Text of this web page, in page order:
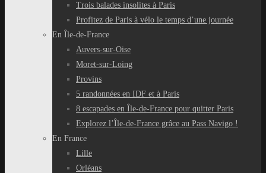
Trois balades insolites à Paris
Profitez de Paris à vélo le temps d’une journée
En Île-de-France
Auvers-sur-Oise
Moret-sur-Loing
Provins
5 randonnées en IDF et à Paris
8 escapades en Île-de-France pour quitter Paris
Explorez l’Île-de-France grâce au Pass Navigo !
En France
Lille
Orléans